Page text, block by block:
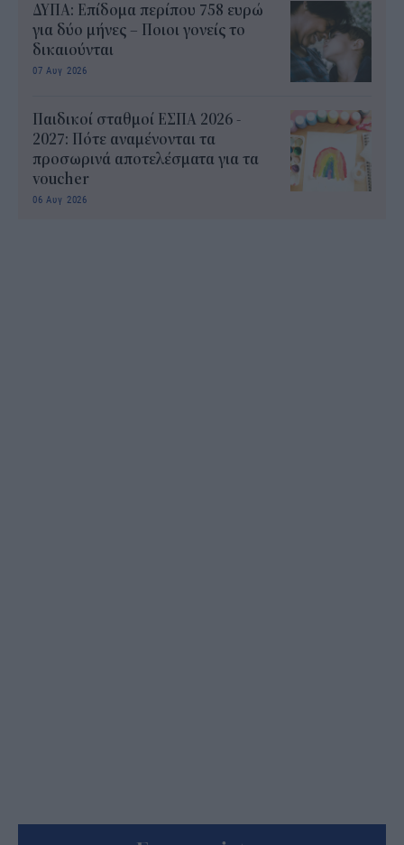
ΔΥΠΑ: Επίδομα περίπου 758 ευρώ
για δύο μήνες – Ποιοι γονείς το
δικαιούνται
07 Αυγ 2026
Παιδικοί σταθμοί ΕΣΠΑ 2026 -
2027: Πότε αναμένονται τα
προσωρινά αποτελέσματα για τα
voucher
06 Αυγ 2026